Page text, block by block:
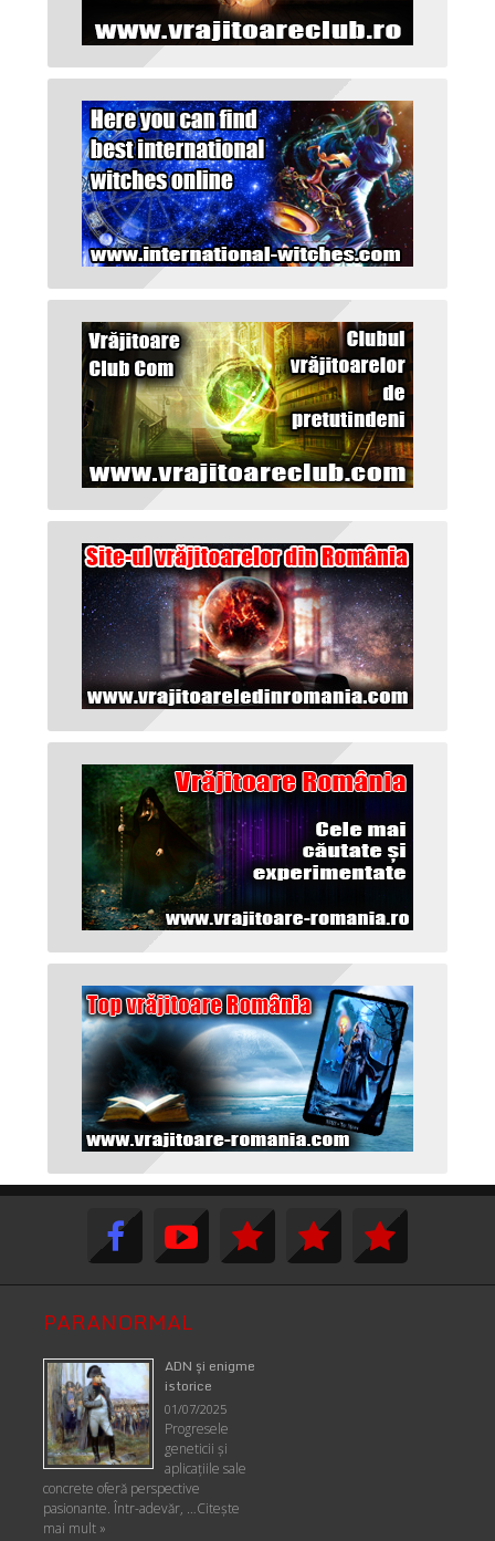
PARANORMAL
ADN şi enigme
istorice
01/07/2025
Progresele
geneticii şi
aplicaţiile sale
concrete oferă perspective
pasionante. Într-adevăr, …Citește
mai mult »